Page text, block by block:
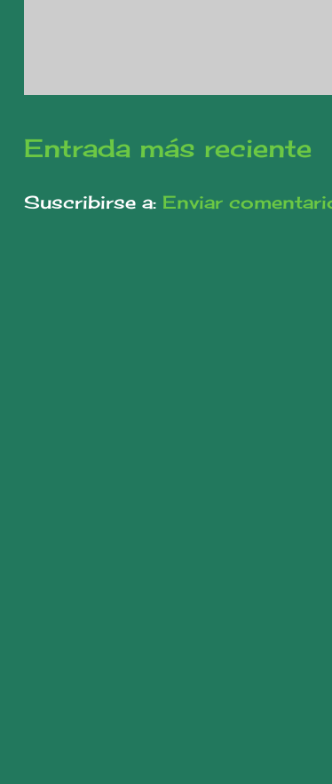
Entrada más reciente
Suscribirse a: Enviar